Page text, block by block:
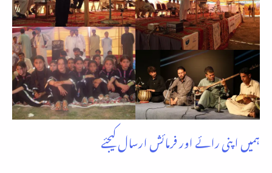
ہمیں اپنی رائے اور فرمائش ارسال کیجئے